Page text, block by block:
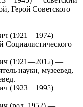
Герой Советского
(1921—1974) —
Социалистического
(1921—2012) —
науки, музеевед,
(1923—1993) —
(род. 1952) —